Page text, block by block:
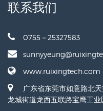
联系我们
0755－25327583
www.ruixingtech.com
广东省东莞市如意路北
龙城街道龙西五联路宝鹰工